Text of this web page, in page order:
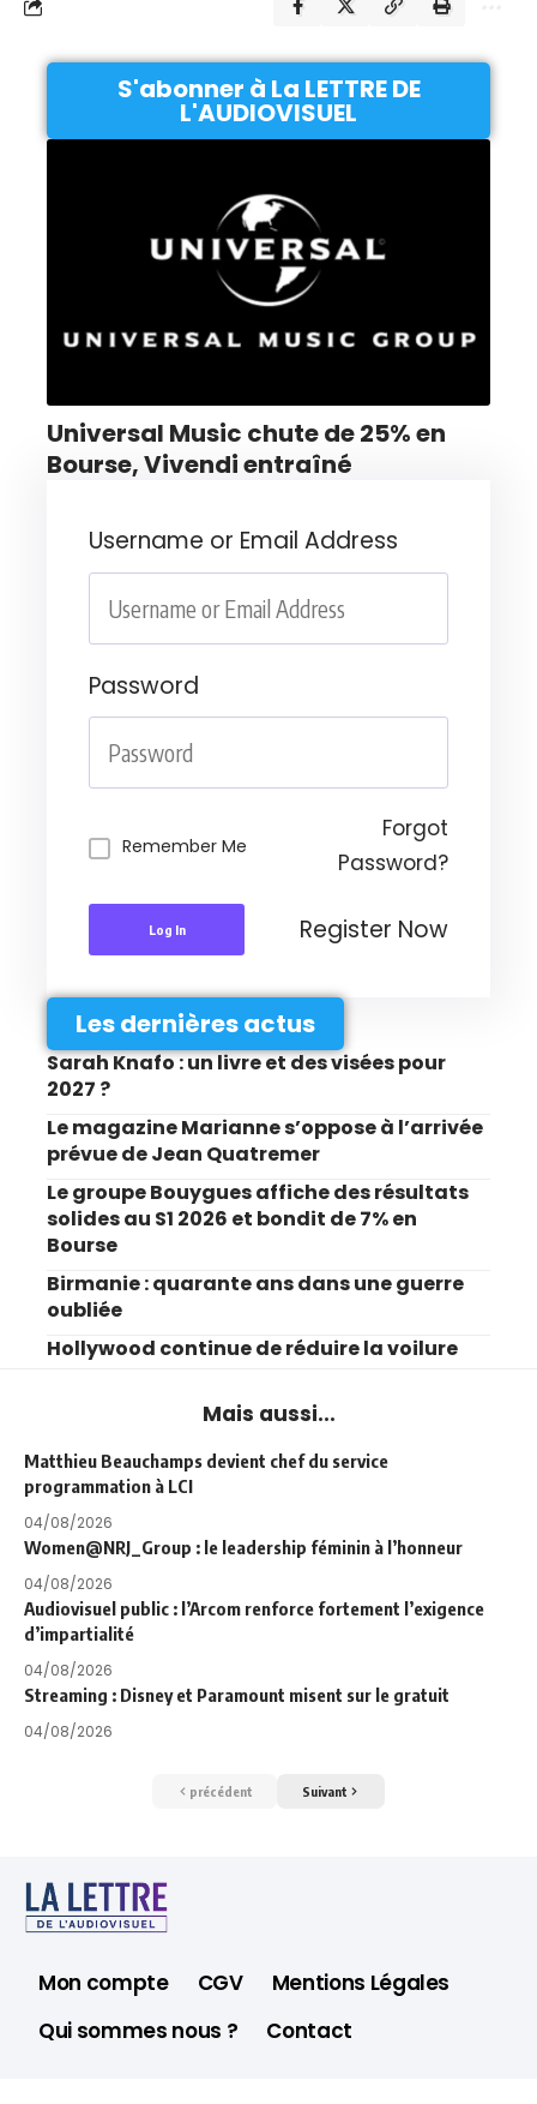
S'abonner à La LETTRE DE
L'AUDIOVISUEL
Universal Music chute de 25% en
Bourse, Vivendi entraîné
Username or Email Address
Password
Remember Me
Forgot
Password?
Log In Register Now
Les dernières actus
Sarah Knafo : un livre et des visées pour
2027 ?
Le magazine Marianne s’oppose à l’arrivée
prévue de Jean Quatremer
Le groupe Bouygues affiche des résultats
solides au S1 2026 et bondit de 7% en
Bourse
Birmanie : quarante ans dans une guerre
oubliée
Hollywood continue de réduire la voilure
Mais aussi...
Matthieu Beauchamps devient chef du service
programmation à LCI
04/08/2026
Women@NRJ_Group : le leadership féminin à l’honneur
04/08/2026
Audiovisuel public : l’Arcom renforce fortement l’exigence
d’impartialité
04/08/2026
Streaming : Disney et Paramount misent sur le gratuit
04/08/2026
précédent Suivant
Mon compte CGV
Mentions Légales
Qui sommes nous ?
Contact